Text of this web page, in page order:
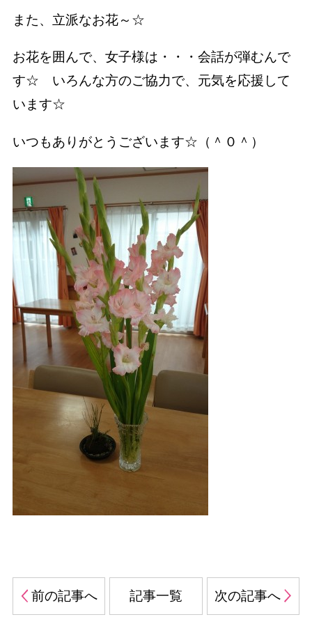
また、立派なお花～☆
お花を囲んで、女子様は・・・会話が弾むんで
す☆ いろんな方のご協力で、元気を応援して
います☆
いつもありがとうございます☆（＾０＾）
前の記事へ 次の記事へ
記事一覧